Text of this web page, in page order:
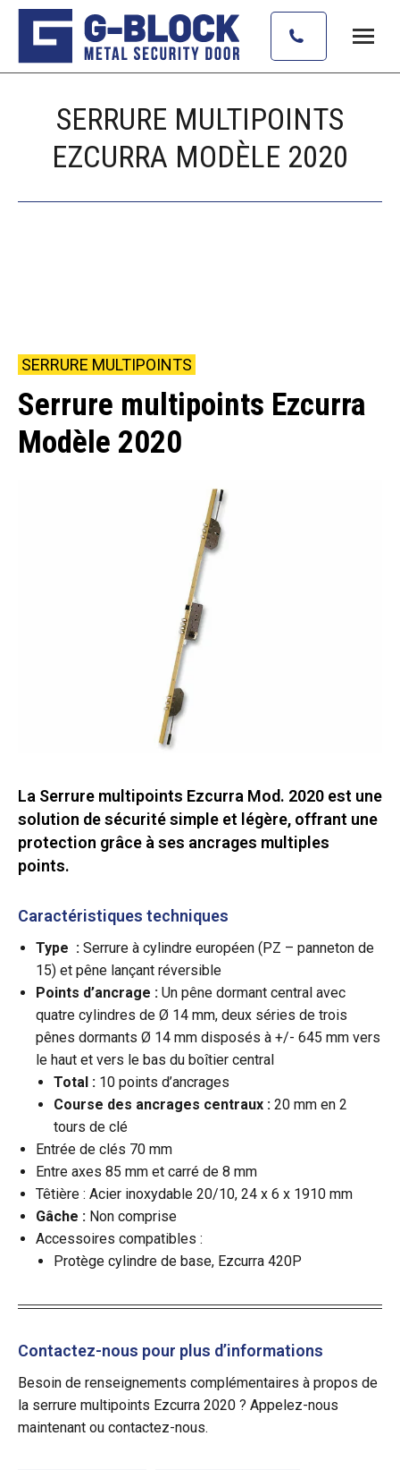
SERRURE MULTIPOINTS
EZCURRA MODÈLE 2020
SERRURE MULTIPOINTS
Serrure multipoints Ezcurra
Modèle 2020
La Serrure multipoints Ezcurra Mod. 2020 est une
solution de sécurité simple et légère, offrant une
protection grâce à ses ancrages multiples
points.
Caractéristiques techniques
Type : Serrure à cylindre européen (PZ – panneton de
15) et pêne lançant réversible
Points d’ancrage : Un pêne dormant central avec
quatre cylindres de Ø 14 mm, deux séries de trois
pênes dormants Ø 14 mm disposés à +/- 645 mm vers
le haut et vers le bas du boîtier central
Total : 10 points d’ancrages
Course des ancrages centraux : 20 mm en 2
tours de clé
Entrée de clés 70 mm
Entre axes 85 mm et carré de 8 mm
Têtière : Acier inoxydable 20/10, 24 x 6 x 1910 mm
Gâche : Non comprise
Accessoires compatibles :
Protège cylindre de base, Ezcurra 420P
Contactez-nous pour plus d’informations
Besoin de renseignements complémentaires à propos de
la serrure multipoints Ezcurra 2020 ? Appelez-nous
maintenant ou contactez-nous.